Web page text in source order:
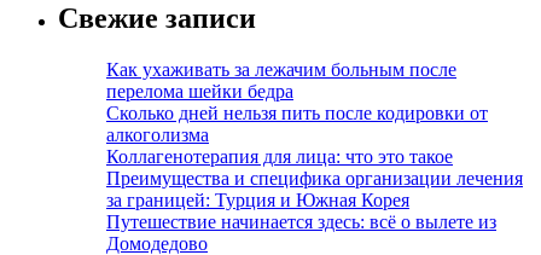
Свежие записи
Как ухаживать за лежачим больным после
перелома шейки бедра
Сколько дней нельзя пить после кодировки от
алкоголизма
Коллагенотерапия для лица: что это такое
Преимущества и специфика организации лечения
за границей: Турция и Южная Корея
Путешествие начинается здесь: всё о вылете из
Домодедово